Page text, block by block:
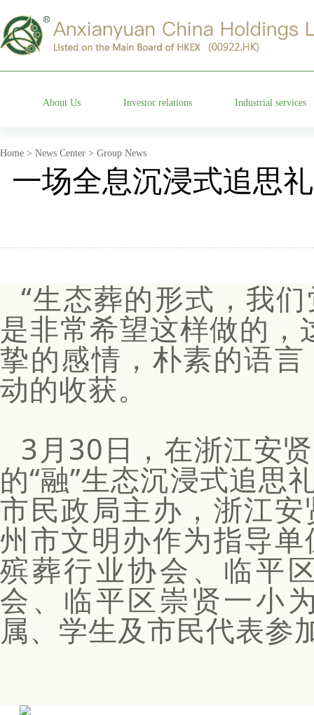
About Us
Management team
Company honor
Investor relations
Company announcements
Investor services
Monthly report form
Industrial services
Characteristic garden
Home > News Center > Group News
一场全息沉浸式追思
“生态葬的形式，我
是非常希望这样做的，
挚的感情，朴素的语
动的收获。
3月30日，在浙江安
的“融”生态沉浸式追思
市民政局主办，浙江
州市文明办作为指导
殡葬行业协会、临平
会、临平区崇贤一小
属、学生及市民代表参